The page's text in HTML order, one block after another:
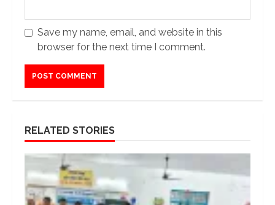
Save my name, email, and website in this
browser for the next time I comment.
RELATED STORIES